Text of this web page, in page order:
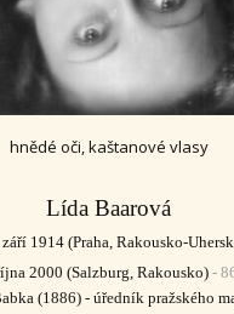
hnědé oči, kaštanové vlasy
Lída Baarová
1914 (Praha, Rakousko-
2000 (Salzburg, Rakousko)-
(1886) - úředník pražského